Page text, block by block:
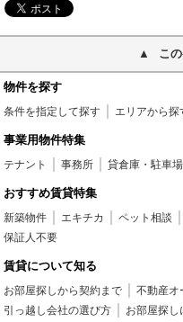
こ
物件を探す
条件を指定して探す エリアから探
事業用物件特集
テナント 事務所 貸倉庫・駐車場
おすすめ賃貸特集
新築物件 エキチカ ペット相談
保証人不要
賃貸について知る
お部屋探しから契約まで 不動産オ
引っ越し会社の選び方
お部屋探し